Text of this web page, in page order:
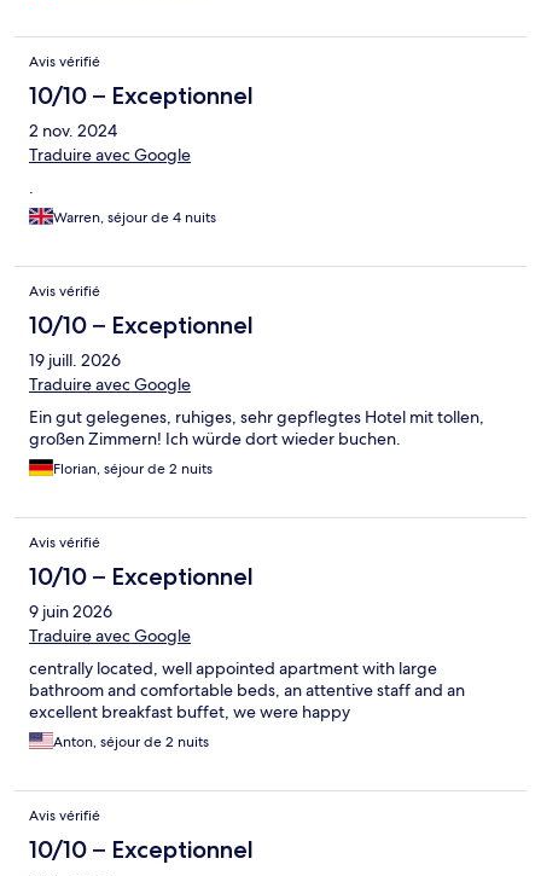
Avis vérifié
10/10 – Exceptionnel
2 nov. 2024
Traduire avec Google
.
Warren, séjour de 4 nuits
Avis vérifié
10/10 – Exceptionnel
19 juill. 2026
Traduire avec Google
Ein gut gelegenes, ruhiges, sehr gepflegtes Hotel mit tollen,
großen Zimmern! Ich würde dort wieder buchen.
Florian, séjour de 2 nuits
Avis vérifié
10/10 – Exceptionnel
9 juin 2026
Traduire avec Google
centrally located, well appointed apartment with large
bathroom and comfortable beds, an attentive staff and an
excellent breakfast buffet, we were happy
Anton, séjour de 2 nuits
Avis vérifié
10/10 – Exceptionnel